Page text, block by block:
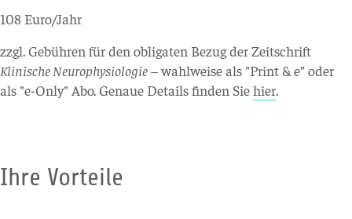
108 Euro/Jahr
zzgl. Gebühren für den obligaten Bezug der Zeitschrift
Klinische Neurophysiologie– wahlweise als "Print & e" oder
als "e-Only" Abo. Genaue Details finden Siehier.
Ihre Vorteile